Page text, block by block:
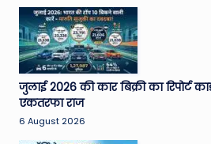
e
w
s
A
ro
जुलाई 2026 की कार बिक्री का रिपोर्ट
एकतरफा राज
6 August 2026